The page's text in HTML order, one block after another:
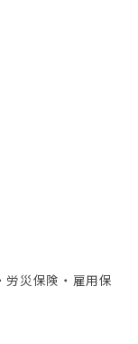
労災保険・雇用保